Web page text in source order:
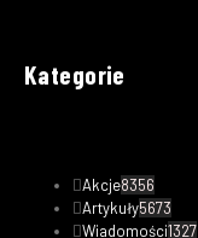
Kategorie
Akcje8356
Artykuły5673
Wiadomości1327